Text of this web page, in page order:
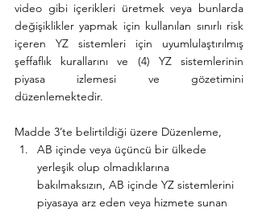
video gibi içerikleri üretmek veya bunlarda
değişiklikler yapmak için kullanılan sınırlı risk
içeren YZ sistemleri için uyumlulaştırılmış
şeffaflık kurallarını ve (4) YZ sistemlerinin
piyasa izlemesi ve gözetimini
düzenlemektedir.
Madde 3’te belirtildiği üzere Düzenleme,
AB içinde veya üçüncü bir ülkede
yerleşik olup olmadıklarına
bakılmaksızın, AB içinde YZ sistemlerini
piyasaya arz eden veya hizmete sunan